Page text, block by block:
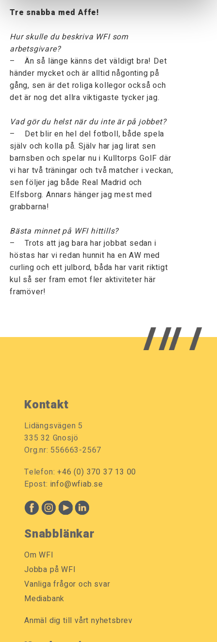
Tre snabba med Affe!
Hur skulle du beskriva WFI som
arbetsgivare?
– Än så länge känns det väldigt bra! Det
händer mycket och är alltid någonting på
gång, sen är det roliga kollegor också och
det är nog det allra viktigaste tycker jag.
Vad gör du helst när du inte är på jobbet?
– Det blir en hel del fotboll, både spela
själv och kolla på. Själv har jag lirat sen
barnsben och spelar nu i Kulltorps GoIF där
vi har två träningar och två matcher i veckan,
sen följer jag både Real Madrid och
Elfsborg. Annars hänger jag mest med
grabbarna!
Bästa minnet på WFI hittills?
– Trots att jag bara har jobbat sedan i
höstas har vi redan hunnit ha en AW med
curling och ett julbord, båda har varit riktigt
kul så ser fram emot fler aktiviteter här
framöver!
Kontakt
Lidängsvägen 5
335 32 Gnosjö
Org.nr: 556663-2567
Telefon:+46 (0) 370 37 13 00
Epost: info@wfiab.se
Snabblänkar
Om WFI
Jobba på WFI
Vanliga frågor och svar
Mediabank
Anmäl dig till vårt nyhetsbrev